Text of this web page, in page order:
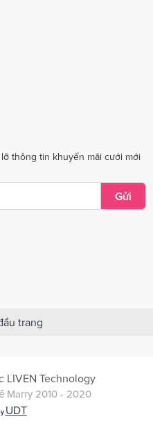
thông tin khuyến mãi cưới mới
Gửi
trang
LIVEN Technology
Marry 2010 - 2020
UDT